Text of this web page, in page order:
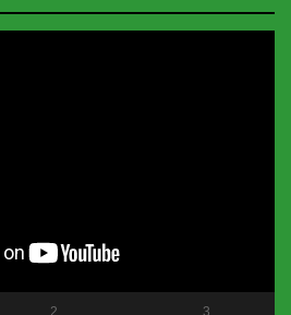
2 3